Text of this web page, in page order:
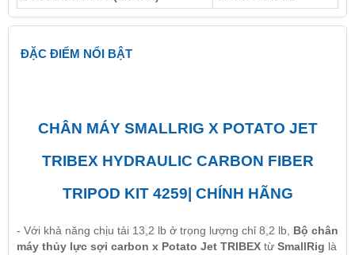
ĐẶC ĐIỂM NỔI BẬT
CHÂN MÁY SMALLRIG X POTATO JET
TRIBEX HYDRAULIC CARBON FIBER
TRIPOD KIT 4259| CHÍNH HÃNG
- Với khả năng chịu tải 13,2 lb ở trọng lượng chỉ 8,2 lb, Bộ chân
máy thủy lực sợi carbon x Potato Jet TRIBEX từ SmallRig là